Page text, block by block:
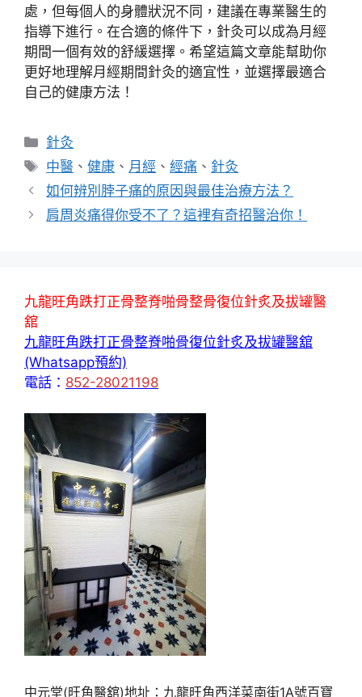
處，但每個人的身體狀況不同，建議在專業醫生的
指導下進行。在合適的條件下，針灸可以成為月經
期間一個有效的舒緩選擇。希望這篇文章能幫助你
更好地理解月經期間針灸的適宜性，並選擇最適合
自己的健康方法！
分
類
針灸
標
籤
中醫 、健康 、 月經 、經痛 、 針灸
如何辨別脖子痛的原因與最佳治療方法？
肩周炎痛得你受不了？這裡有奇招醫治你！
九龍旺角跌打正骨整脊啪骨整骨復位針炙及拔罐醫
舘
九龍旺角跌打正骨整脊啪骨復位針炙及拔罐醫舘
(Whatsapp預約)
電話： 852-28021198
中元堂(旺角醫舘)地址：九龍旺角西洋菜南街1A號百寶